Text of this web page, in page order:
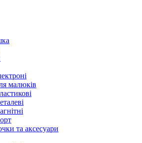
малюків
та аксесуари